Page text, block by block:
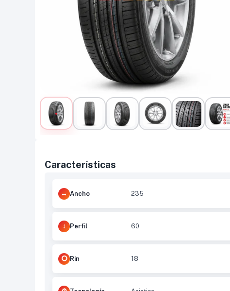
Características
Ancho 235
Perfil 60
Rin 18